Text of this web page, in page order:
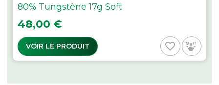
80% Tungstène 17g Soft
Prix
48,00 €
VOIR LE PRODUIT favorite_border